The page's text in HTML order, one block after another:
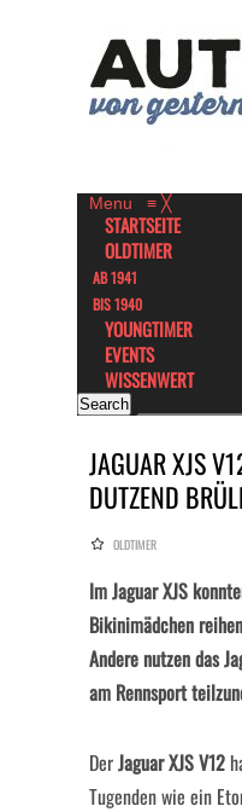
Menu ≡ ╳
STARTSEITE
OLDTIMER
AB 1941
BIS 1940
YOUNGTIMER
EVENTS
WISSENWERT
JAGUAR XJS
DUTZEND
OLDTIMER
Im Jaguar XJS
Bikinimädchen
Andere nutzen das
am Rennsport
DerJaguar XJS V12
Tugenden wie ein